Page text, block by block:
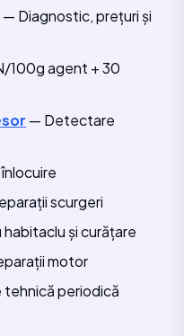
— Diagnostic, prețuri și
100g agent + 30
— Detectare
scurgeri
și curățare
motor
periodică